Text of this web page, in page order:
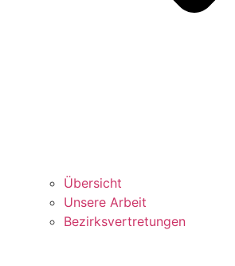
Über­sicht
Unse­re Arbeit
Bezirks­vertretungen